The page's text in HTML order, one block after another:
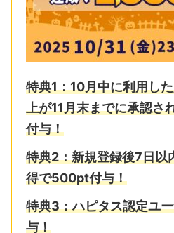
特典1：10月中に利用し
上が11月末までに承認さ
付与！
特典2：新規登録後7日以
得で500pt付与！
特典3：ハピタス認定ユ
与！